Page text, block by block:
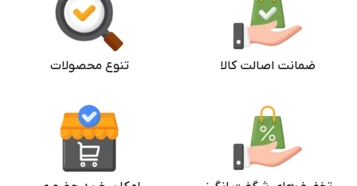
ضمانت اصالت کالا تنوع محصولات